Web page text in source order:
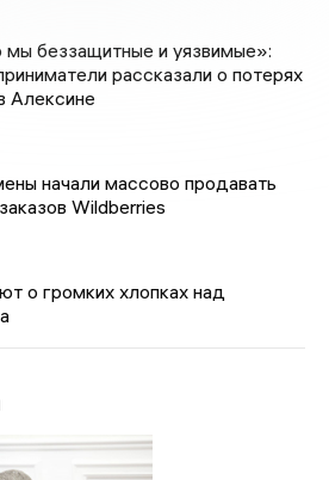
мы беззащитные и уязвимые»:
рассказали о потерях
Алексине
начали массово продавать
Wildberries
о громких хлопках над